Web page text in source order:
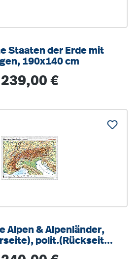
Staaten der Erde mit
190x140 cm
Regulärer Preis:
239,00 €
Alpen & Alpenländer,
polit.(Rückseite),
Regulärer Preis: